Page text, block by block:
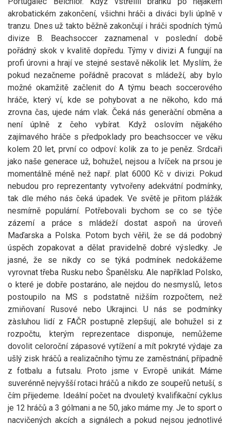
akrobatickém zakončení, všichni hráči a diváci byli úplně v
tranzu. Dnes už takto běžně zakončují i hráči spodních týmů
divize B. Beachsoccer zaznamenal v poslední době
pořádný skok v kvalitě dopředu. Týmy v divizi A fungují na
profi úrovni a hrají ve stejné sestavě několik let. Myslím, že
pokud nezačneme pořádně pracovat s mládeží, aby bylo
možné okamžitě začlenit do A týmu beach soccerového
hráče, který ví, kde se pohybovat a ne někoho, kdo má
zrovna čas, ujede nám vlak. Čeká nás generàční obměna a
není úplně z čeho vybírat. Když oslovím nějakého
zajímavého hráče s předpoklady pro beachsoccer ve věku
kolem 20 let, první co odpoví: kolik za to je peněz. Srdcaři
jako naše generace už, bohužel, nejsou a lvíček na prsou je
momentálně méně než např. plat 6000 Kč v divizi. Pokud
nebudou pro reprezentanty vytvořeny adekvátní podmínky,
tak dle mého nás čeká úpadek. Ve světě je přitom plážák
nesmírně populární. Potřebovali bychom se co se týče
zázemí a práce s mládeží dostat aspoň na úroveň
Maďarska a Polska. Potom bych věřil, že se dá podobný
úspěch zopakovat a dělat pravidelně dobré výsledky. Je
jasné, že se nikdy co se týká podmínek nedokážeme
vyrovnat třeba Rusku nebo Španělsku. Ale například Polsko,
o které je dobře postaráno, ale nejdou do nesmyslů, letos
postoupilo na MS s podstatně nižším rozpočtem, než
zmiňovaní Rusové nebo Ukrajinci. U nás se podmínky
zàsluhou lidí z FAČR postupně zlepšují, ale bohužel si z
rozpočtu, kterým reprezentace disponuje, nemůžeme
dovolit celoroční zápasové vytížení a mít pokryté výdaje za
ušlý zisk hráčů a realizačního týmu ze zaměstnání, případně
z fotbalu a futsalu. Proto jsme v Evropě unikát. Máme
suverénně nejvyšší rotaci hráčů a nikdo ze soupeřů netuší, s
čím přijedeme. Ideální počet na dvouletý kvalifikační cyklus
je 12 hráčů a 3 gólmani a ne 50, jako máme my. Je to sport o
nacvičených akcích a signálech a pokud nejsou jednotlivé